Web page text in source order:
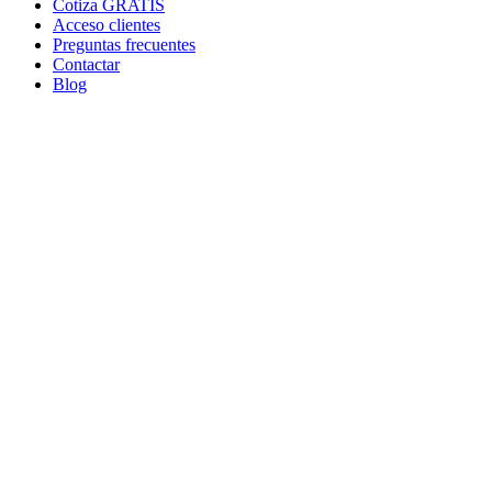
Cotiza GRATIS
Acceso clientes
Preguntas frecuentes
Contactar
Blog